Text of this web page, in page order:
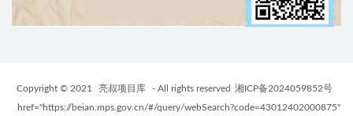
Copyright © 2021 亮叔项目库 - All rights reserved 湘ICP备2024059852号
href="https://beian.mps.gov.cn/#/query/webSearch?code=43012402000875"